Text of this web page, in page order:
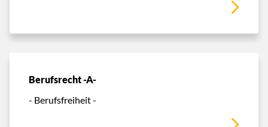
Berufsrecht -A-
- Berufsfreiheit -